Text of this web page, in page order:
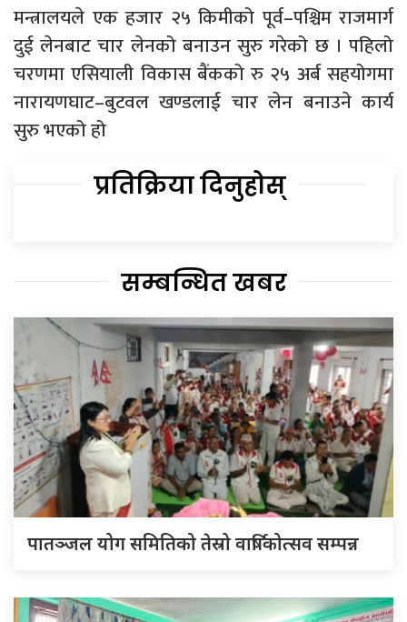
मन्त्रालयले एक हजार २५ किमीको पूर्व–पश्चिम राजमार्ग
दुई लेनबाट चार लेनको बनाउन सुरु गरेको छ । पहिलो
चरणमा एसियाली विकास बैंकको रु २५ अर्ब सहयोगमा
नारायणघाट–बुटवल खण्डलाई चार लेन बनाउने कार्य
सुरु भएको हो
प्रतिक्रिया दिनुहोस्
सम्बन्धित खबर
पातञ्जल योग समितिको तेस्रो वार्षिकोत्सव सम्पन्न